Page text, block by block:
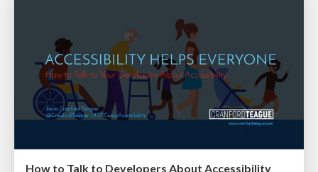
How to Talk to Developers About Accessibility